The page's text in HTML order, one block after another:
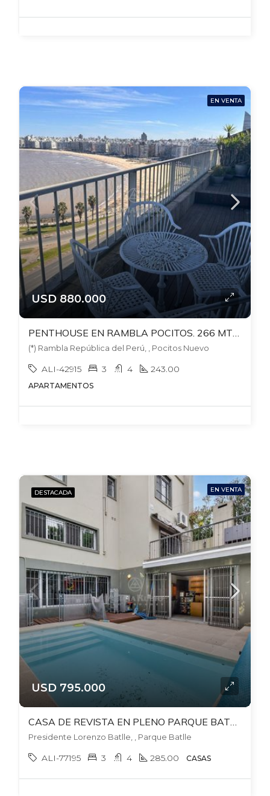
EN VENTA
USD 880.000
(*) Rambla República del Perú, , Pocitos Nuevo
ALI-42915 3 4 243.00
APARTAMENTOS
DESTACADA EN VENTA
USD 795.000
Presidente Lorenzo Batlle, , Parque Batlle
ALI-77195 3 4 285.00 CASAS